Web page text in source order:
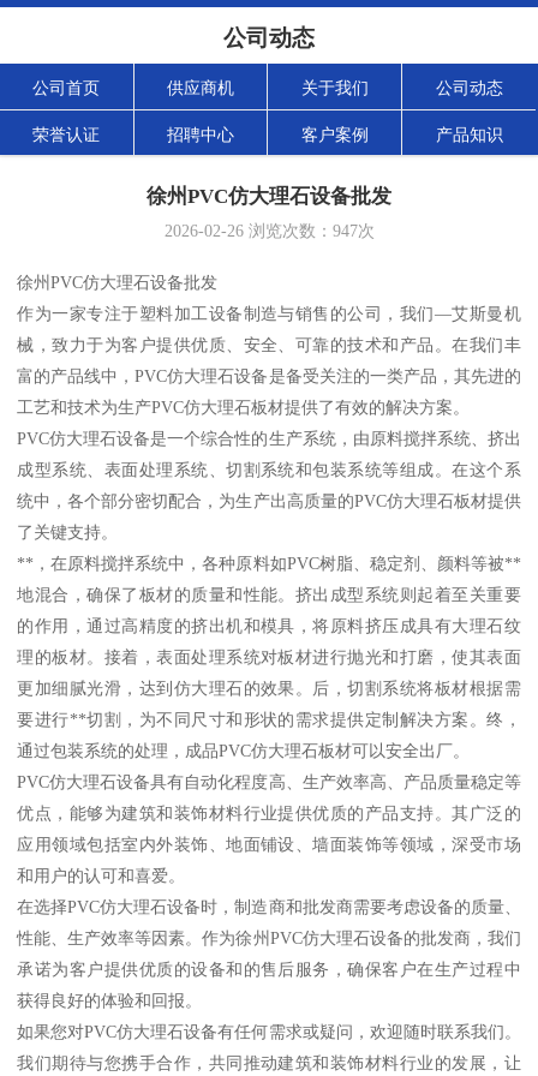
公司动态
公司首页 供应商机 关于我们 公司动态
荣誉认证 招聘中心 客户案例 产品知识
徐州PVC仿大理石设备批发
2026-02-26浏览次数： 947次
徐州PVC仿大理石设备批发
作为一家专注于塑料加工设备制造与销售的公司，我们—艾斯曼机
械，致力于为客户提供优质、安全、可靠的技术和产品。在我们丰
富的产品线中，PVC仿大理石设备是备受关注的一类产品，其先进的
工艺和技术为生产PVC仿大理石板材提供了有效的解决方案。
PVC仿大理石设备是一个综合性的生产系统，由原料搅拌系统、挤出
成型系统、表面处理系统、切割系统和包装系统等组成。在这个系
统中，各个部分密切配合，为生产出高质量的PVC仿大理石板材提供
了关键支持。
**，在原料搅拌系统中，各种原料如PVC树脂、稳定剂、颜料等被**
地混合，确保了板材的质量和性能。挤出成型系统则起着至关重要
的作用，通过高精度的挤出机和模具，将原料挤压成具有大理石纹
理的板材。接着，表面处理系统对板材进行抛光和打磨，使其表面
更加细腻光滑，达到仿大理石的效果。后，切割系统将板材根据需
要进行**切割，为不同尺寸和形状的需求提供定制解决方案。终，
通过包装系统的处理，成品PVC仿大理石板材可以安全出厂。
PVC仿大理石设备具有自动化程度高、生产效率高、产品质量稳定等
优点，能够为建筑和装饰材料行业提供优质的产品支持。其广泛的
应用领域包括室内外装饰、地面铺设、墙面装饰等领域，深受市场
和用户的认可和喜爱。
在选择PVC仿大理石设备时，制造商和批发商需要考虑设备的质量、
性能、生产效率等因素。作为徐州PVC仿大理石设备的批发商，我们
承诺为客户提供优质的设备和的售后服务，确保客户在生产过程中
获得良好的体验和回报。
如果您对PVC仿大理石设备有任何需求或疑问，欢迎随时联系我们。
我们期待与您携手合作，共同推动建筑和装饰材料行业的发展，让